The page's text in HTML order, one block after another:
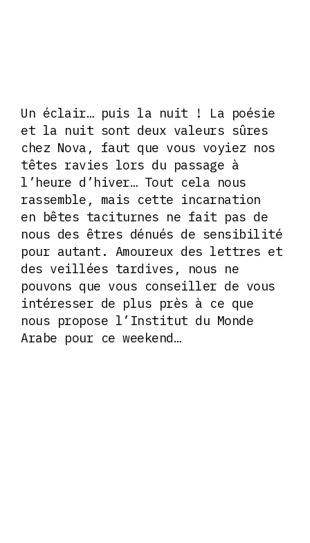
Un éclair… puis la nuit ! La poésie
et la nuit sont deux valeurs sûres
chez Nova, faut que vous voyiez nos
têtes ravies lors du passage à
l’heure d’hiver… Tout cela nous
rassemble, mais cette incarnation
en bêtes taciturnes ne fait pas de
nous des êtres dénués de sensibilité
pour autant. Amoureux des lettres et
des veillées tardives, nous ne
pouvons que vous conseiller de vous
intéresser de plus près à ce que
nous propose l’Institut du Monde
Arabe pour ce weekend…